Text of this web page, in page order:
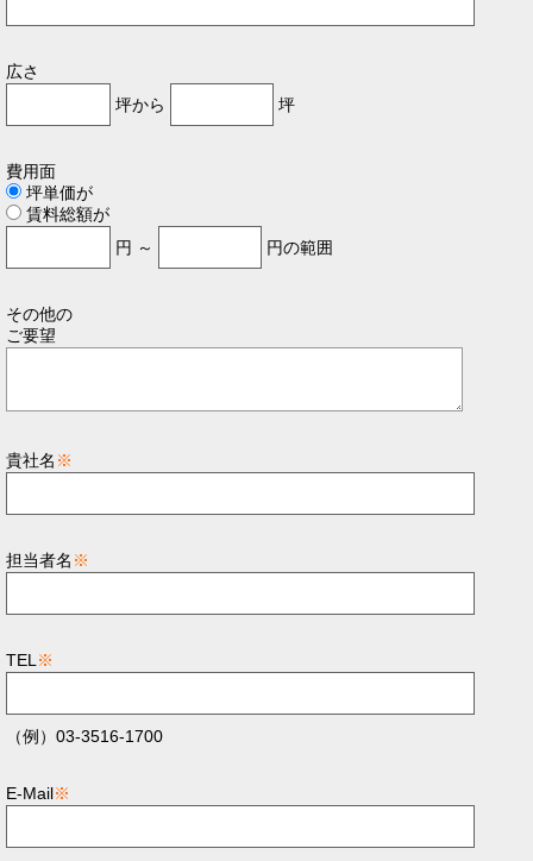
広さ
坪から
坪
費用面
坪単価が
賃料総額が
円 ～
円の範囲
その他の
ご要望
貴社名 ※
担当者名 ※
TEL ※
（例）03-3516-1700
E-Mail※